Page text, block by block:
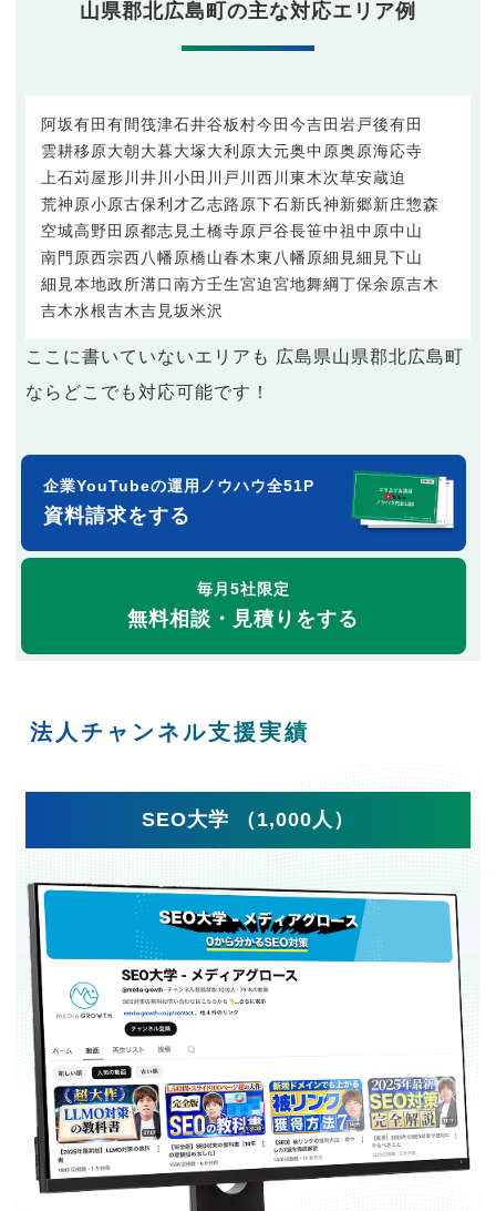
山県郡北広島町の主な対応エリア例
阿坂有田有間筏津石井谷板村今田今吉田岩戸後有田
雲耕移原大朝大暮大塚大利原大元奥中原奥原海応寺
上石苅屋形 川井 川小田 川戸 川西 川東木次草安蔵迫
荒神原小原古保利才乙志路原下石新氏神新郷新庄惣森
空城高野田原都志見土橋寺原 戸谷長笹中祖中原中山
南門原西宗西八幡原橋山春木東八幡原細見細見下山
細見本地政所溝口南方壬生宮迫宮地舞綱丁保余原吉木
吉木水根吉木吉見坂米沢
ここに書いていないエリアも 広島県山県郡北広島町
ならどこでも対応可能です！
企業YouTubeの運用ノウハウ全51P
資料請求をする
毎月5社限定
無料相談・見積りをする
法人チャンネル支援実績
SEO大学 （1,000人）